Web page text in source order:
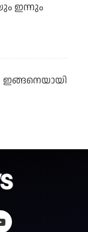
ഇന്നും